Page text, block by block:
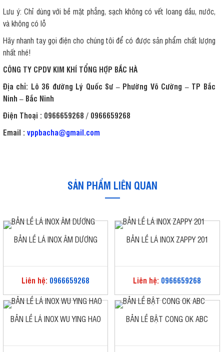
Lưu ý: Chỉ dùng với bề mặt phẳng, sạch không có vết loang dầu, nước,
và không có lỗ
Hãy nhanh tay gọi điện cho chúng tôi để có được sản phẩm chất lượng
nhất nhé!
CÔNG TY CPDV KIM KHÍ TỔNG HỢP BẮC HÀ
Địa chỉ: Lô 36 đường Lý Quốc Sư – Phường Võ Cường – TP Bắc
Ninh – Bắc Ninh
Điện Thoại : 0966659268 / 0966659268
Email : vppbacha@gmail.com
SẢN PHẨM LIÊN QUAN
BẢN LỀ LÁ INOX ÂM DƯƠNG
Liên hệ: 0966659268
BẢN LỀ LÁ INOX ZAPPY 201
Liên hệ: 0966659268
BẢN LỀ LÁ INOX WU YING HAO BẢN LỀ BẬT CONG OK ABC